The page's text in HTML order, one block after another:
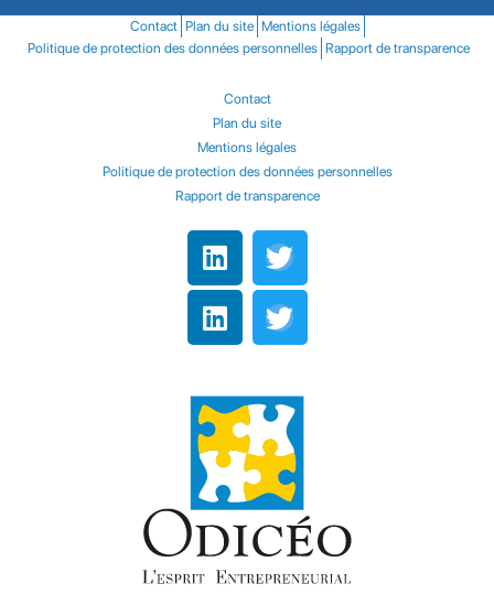
Contact Plan du site Mentions légales
Politique de protection des données personnelles Rapport de transparence
Contact
Plan du site
Mentions légales
Politique de protection des données personnelles
Rapport de transparence